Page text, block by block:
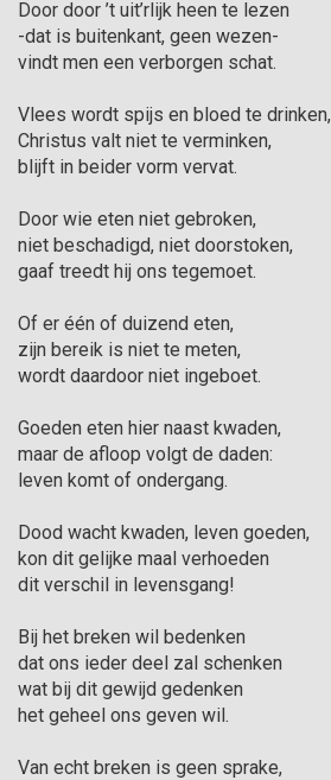
Door door ’t uit’rlijk heen te lezen
-dat is buitenkant, geen wezen-
vindt men een verborgen schat.
Vlees wordt spijs en bloed te drinken,
Christus valt niet te verminken,
blijft in beider vorm vervat.
Door wie eten niet gebroken,
niet beschadigd, niet doorstoken,
gaaf treedt hij ons tegemoet.
Of er één of duizend eten,
zijn bereik is niet te meten,
wordt daardoor niet ingeboet.
Goeden eten hier naast kwaden,
maar de afloop volgt de daden:
leven komt of ondergang.
Dood wacht kwaden, leven goeden,
kon dit gelijke maal verhoeden
dit verschil in levensgang!
Bij het breken wil bedenken
dat ons ieder deel zal schenken
wat bij dit gewijd gedenken
het geheel ons geven wil.
Van echt breken is geen sprake,